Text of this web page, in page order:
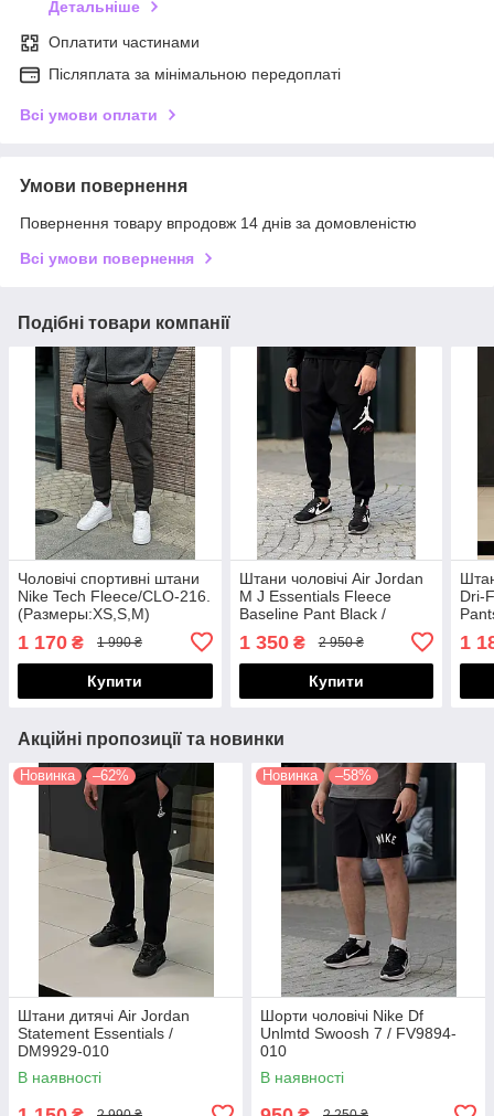
Детальніше
Оплатити частинами
Післяплата за мінімальною передоплаті
Всі умови оплати
Умови повернення
Повернення товару впродовж 14 днів за домовленістю
Всі умови повернення
Подібні товари компанії
Чоловічі спортивні штани
Nike Tech Fleece/CLO-216.
(Размеры:XS,S,M)
1 170 ₴ 1 990 ₴
Купити
Штани чоловічі Air Jordan
M J Essentials Fleece
Baseline Pant Black /
1 350₴ 2 950 ₴
Купити
Dri-
1
Акційні пропозиції та новинки
Новинка –62%
Штани дитячі Air Jordan
Statement Essentials /
DM9929-010
(Розміри:M,L,XL,XXL)
В наявності
Новинка –58%
Шорти чоловічі Nike Df
Unlmtd Swoosh 7 / FV9894-
010
В наявності